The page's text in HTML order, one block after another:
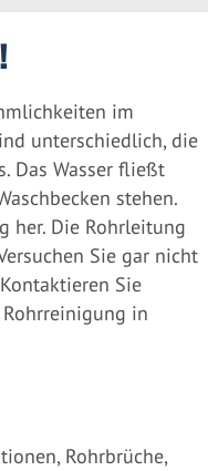
im
unterschiedlich, die
Das Wasser fließt
stehen.
her. Die Rohrleitung
Sie gar nicht
Sie
in
Rohrbrüche,